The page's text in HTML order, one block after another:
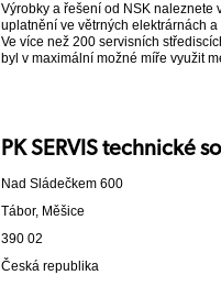
Výrobky a řešení od NSK naleznete
uplatnění ve větrných elektrárnách
Ve více než 200 servisních
byl v maximální možné míře využit
PK SERVIS technické
Nad Sládečkem 600
Tábor, Měšice
390 02
Česká republika